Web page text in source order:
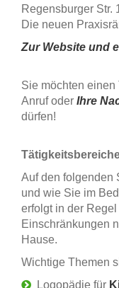
Regensburger Str.
Die neuen
Zur Website und
Sie möchten
Anruf oder Ihre
dürfen!
Auf den folgenden
und wie Sie im
erfolgt in der
Einschränkungen
Hause.
Wichtige Themen
Logopädie für